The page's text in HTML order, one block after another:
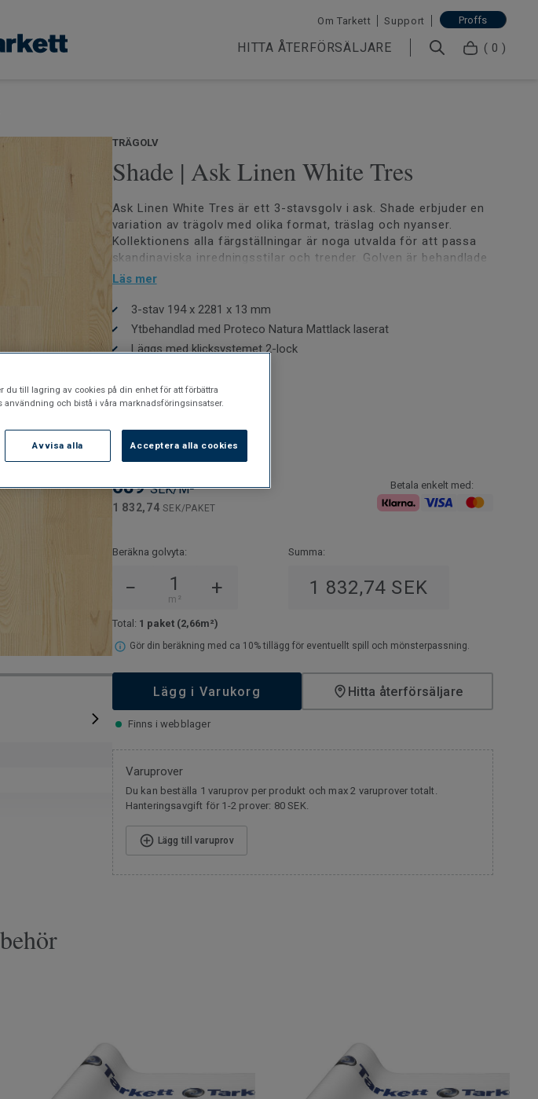
Om Tarkett Support Proffs
HITTA ÅTERFÖRSÄLJARE ( 0 )
TRÄGOLV
Shade | Ask Linen White Tres
Ask Linen White Tres är ett 3-stavsgolv i ask. Shade erbjuder en
variation av trägolv med olika format, träslag och nyanser.
Kollektionens alla färgställningar är noga utvalda för att passa
skandinaviska inredningsstilar och trender. Golven är behandlade
med lack för skydd mot vardagsslitage. Kollektionen är märkt
Läs mer
3-stav 194 x 2281 x 13 mm
Ytbehandlad med Proteco Natura Mattlack laserat
Läggs med klicksystemet 2-lock
Kan läggas på golvvärme
Artikelnummer:
7969009
689SEK/M²
1 832,74SEK/PAKET
Betala enkelt med:
Beräkna golvyta:
− m² +
Summa:
1 832,74 SEK
Total: 1 paket (2,66m²)
Gör din beräkning med ca 10% tillägg för eventuellt spill och mönsterpassning.
Lägg i Varukorg Hitta återförsäljare
Finns i webblager
Varuprover
Du kan beställa 1 varuprov per produkt och max 2 varuprover totalt.
Hanteringsavgift för 1-2 prover: 80 SEK.
Lägg till varuprov
du till lagring av cookies på din enhet för att förbättra
användning och bistå i våra marknadsföringsinsatser.
Avvisa alla Acceptera alla cookies